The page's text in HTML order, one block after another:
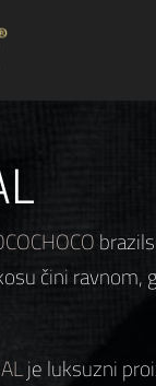
čini
je luksuzni